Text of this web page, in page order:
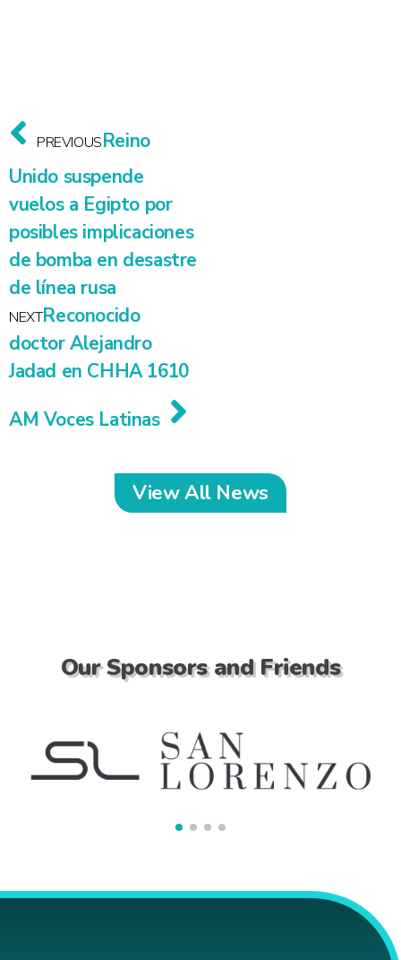
PREVIOUSReino
Unido suspende
vuelos a Egipto por
posibles implicaciones
de bomba en desastre
de línea rusa
NEXTReconocido
doctor Alejandro
Jadad en CHHA 1610
AM Voces Latinas
View All News
Our Sponsors and Friends